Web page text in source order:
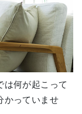
は何が起こって
かっていませ